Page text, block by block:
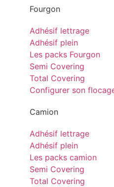
Fourgon
Adhésif lettrage
Adhésif plein
Les packs Fourgon
Semi Covering
Total Covering
Configurer son
Camion
Adhésif lettrage
Adhésif plein
Les packs camion
Semi Covering
Total Covering